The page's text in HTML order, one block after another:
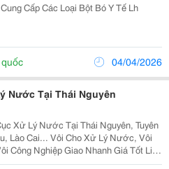
Cấp Các Loại Bột Bó Y Tế Lh
04/04/2026
Nước Tại Thái Nguyên
Xử Lý Nước Tại Thái Nguyên, Tuyên
Cho Xử Lý Nước, Vôi
Giao Nhanh Giá Tốt Liên
Chi Tiết 0973650235